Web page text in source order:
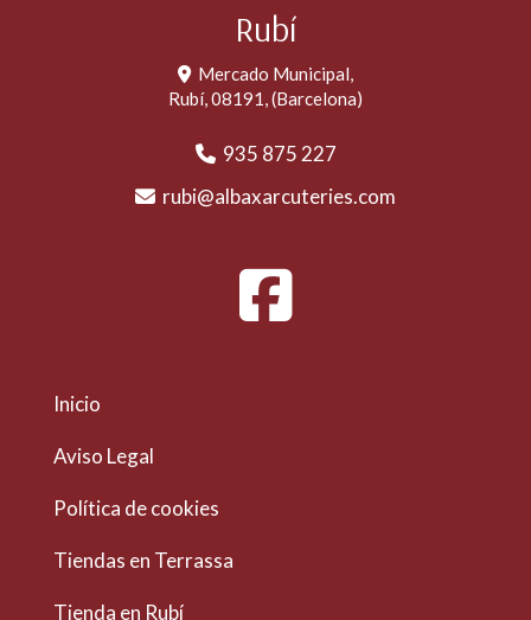
Rubí
Mercado Municipal,
Rubí,08191,(Barcelona)
935 875 227
rubi
albaxarcuteries.com
Inicio
Aviso Legal
Política de cookies
Tiendas en Terrassa
Tienda en Rubí